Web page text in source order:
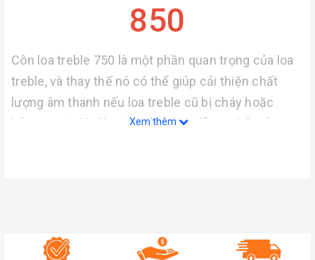
850
Côn loa treble 750 là một phần quan trọng của loa
treble, và thay thế nó có thể giúp cải thiện chất
lượng âm thanh nếu loa treble cũ bị cháy hoặc
hỏng. Dưới đây là một số hướng dẫn cơ bản về
cũ. Hãy cẩn thận để không gãi hoặc làm hỏng bất
Xem thêm